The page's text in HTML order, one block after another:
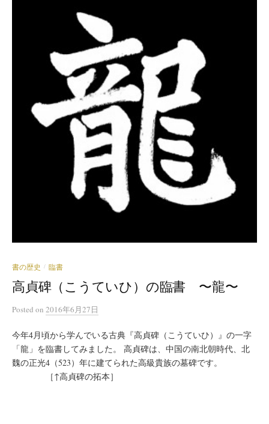
書の歴史 / 臨書
高貞碑（こうていひ）の臨書 〜龍〜
Posted on 2016年6月27日
今年4月頃から学んでいる古典『高貞碑（こうていひ）』の一字
「龍」を臨書してみました。 高貞碑は、中国の南北朝時代、北
魏の正光4（523）年に建てられた高級貴族の墓碑です。
［↑高貞碑の拓本］